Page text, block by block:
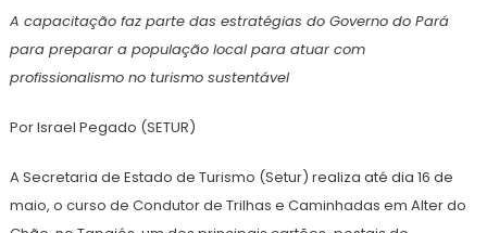
2025
A capacitação faz parte das estratégias do Governo do Pará
para preparar a população local para atuar com
profissionalismo no turismo sustentável
Por Israel Pegado (SETUR)
A Secretaria de Estado de Turismo (Setur) realiza até dia 16 de
maio, o curso de Condutor de Trilhas e Caminhadas em Alter do